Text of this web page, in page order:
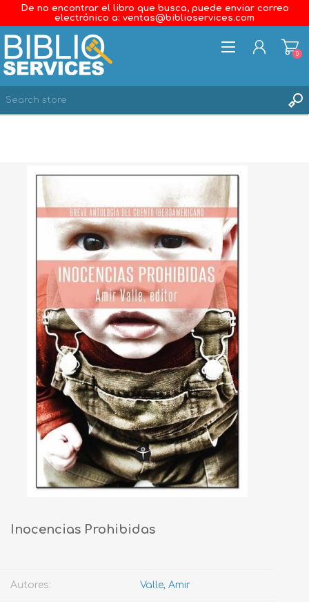
De no encontrar el libro que busca, puede enviar correo
electrónico a: ventas@biblioservices.com
0
Inocencias Prohibidas
Autores: Valle, Amir